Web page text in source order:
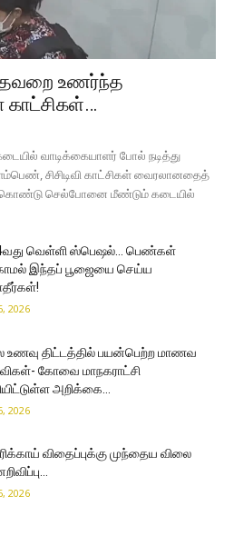
உணர்ந்த
வாடிக்கையாளர் போல் நடித்து
சிசிடிவி காட்சிகள் வைரலானதைத்
செல்போனை மீண்டும் கடையில்
வெள்ளி ஸ்பெஷல்… பெண்கள்
இந்தப் பூஜையை செய்ய
2026
உணவு திட்டத்தில் பயன்பெற்ற மாணவ
கோவை மாநகராட்சி
அறிக்கை…
2026
விதைப்புக்கு முந்தைய விலை
2026